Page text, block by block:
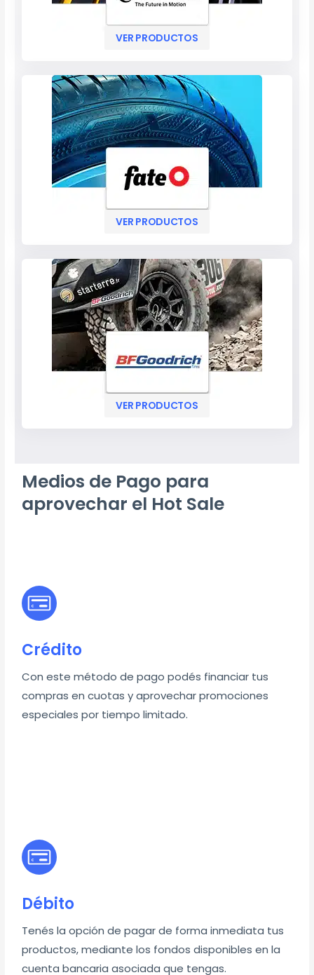
VER PRODUCTOS
VER PRODUCTOS
VER PRODUCTOS
Medios de Pago para
aprovechar el Hot Sale
Crédito
Con este método de pago podés financiar tus
compras en cuotas y aprovechar promociones
especiales por tiempo limitado.
Débito
Tenés la opción de pagar de forma inmediata tus
productos, mediante los fondos disponibles en la
cuenta bancaria asociada que tengas.